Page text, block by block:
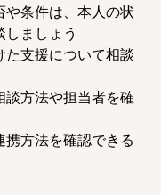
や条件は、本人の状
ましょう
た支援について相談
談方法や担当者を確
携方法を確認できる